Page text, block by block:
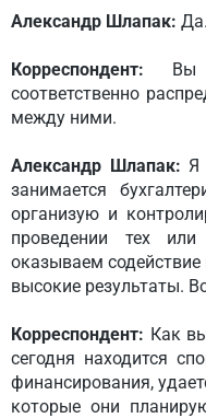
Александр Шлапак: Да.
Корреспондент: Вы
соответственно
между ними.
Александр Шлапак: Я
занимается
организую и
проведении тех
оказываем
высокие результаты.
Корреспондент: Как
сегодня находится
финансирования,
которые они